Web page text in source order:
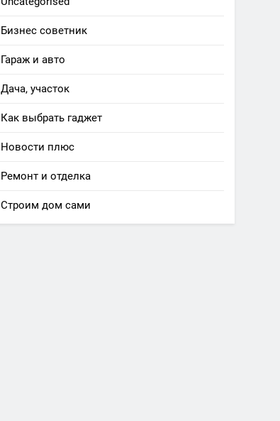
Бизнес советник
Гараж и авто
Дача, участок
Как выбрать гаджет
Новости плюс
Ремонт и отделка
Строим дом сами